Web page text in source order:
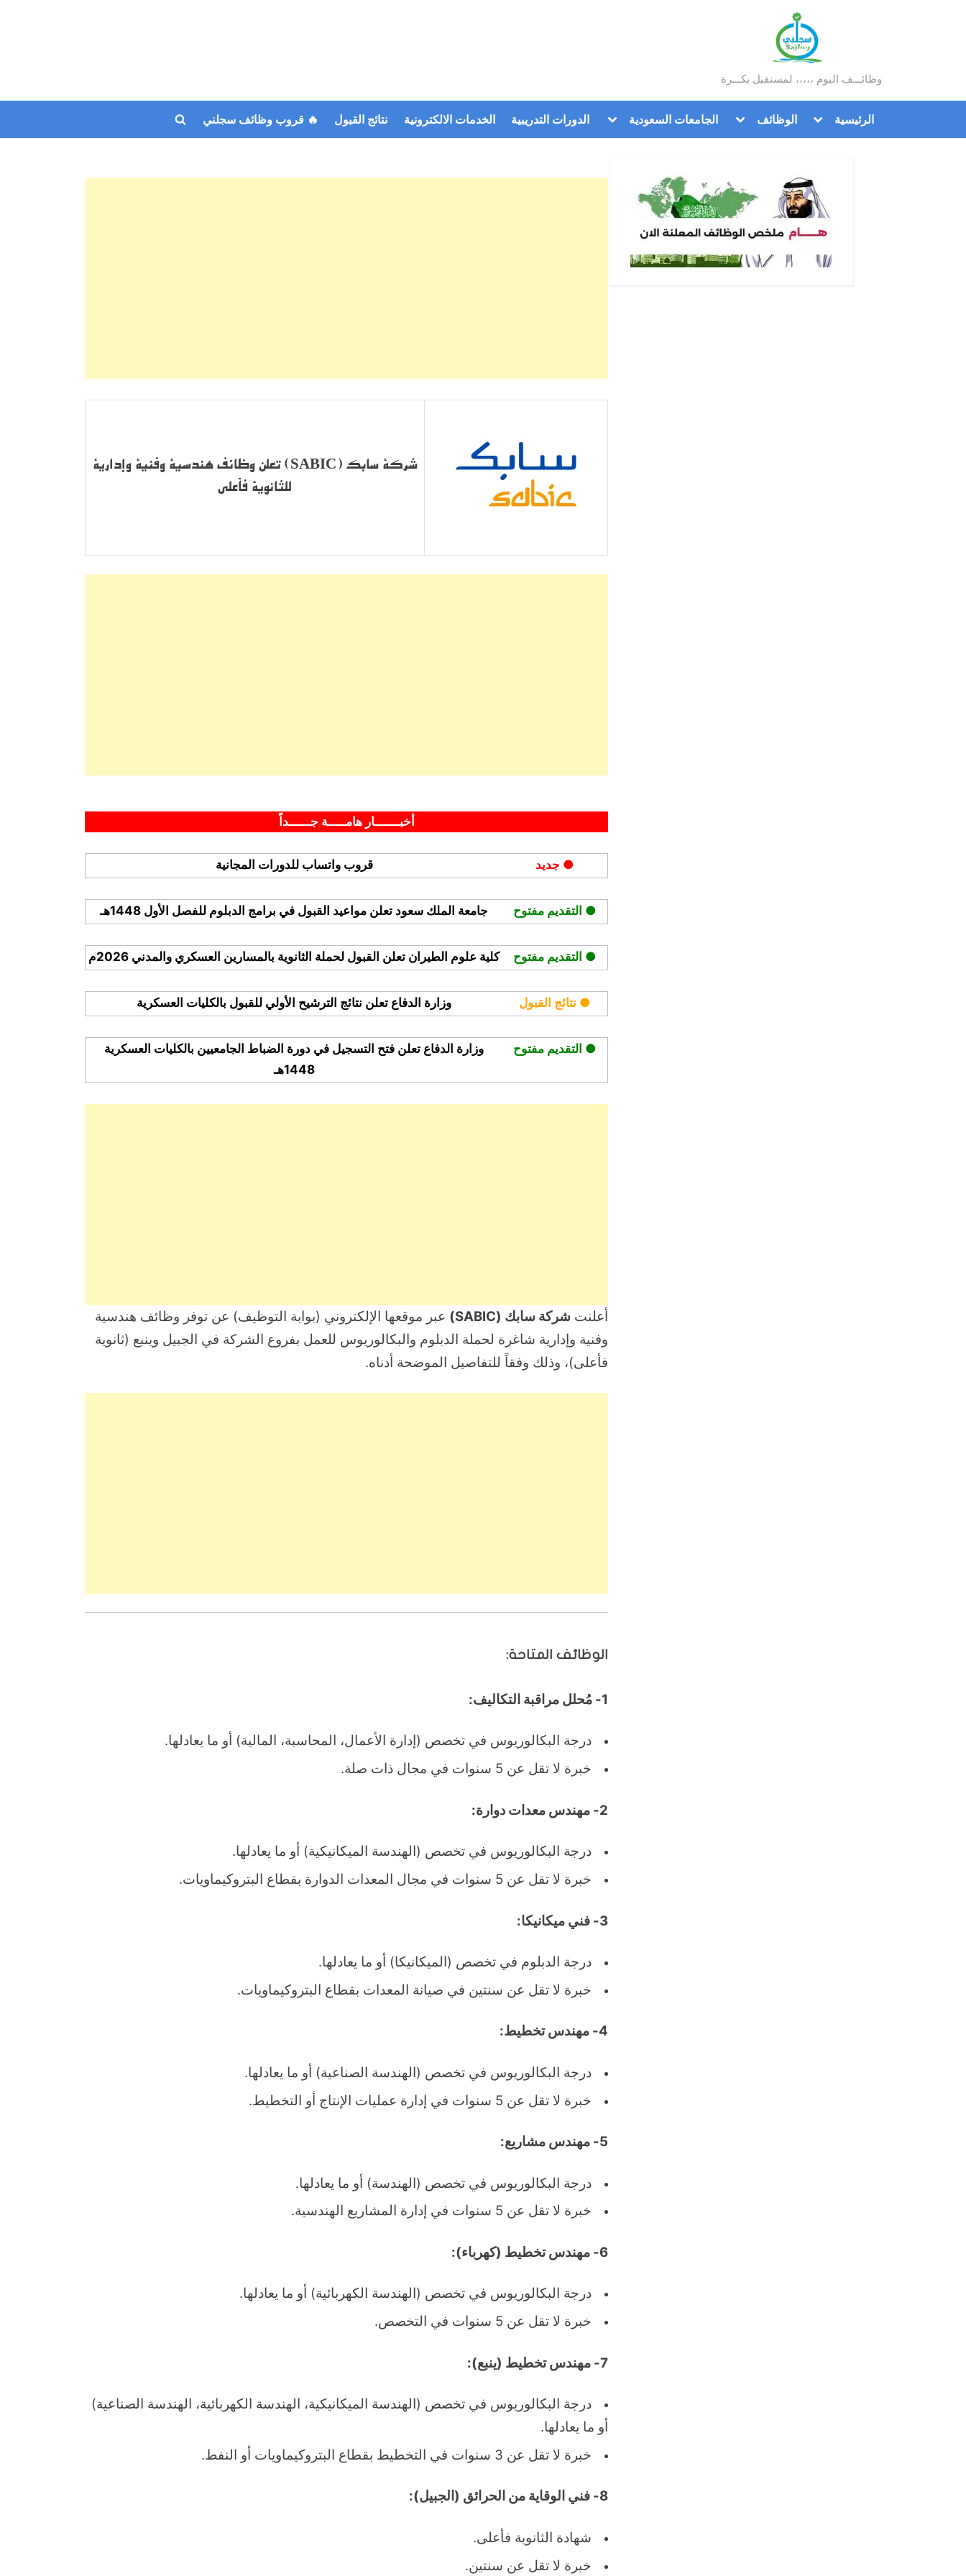
سجلني
وظائـــف اليوم ،،،،، لمستقبل بكـــرة
الرئيسية
Toggle
menu
الوظائف
Toggle
menu
الجامعات السعودية
Toggle
menu
الدورات التدريبية الخدمات الالكترونية نتائج القبول 🔥 قروب وظائف سجلني
Toggle
شركة سابك (SABIC) تعلن وظائف هندسية وفنية وإدارية
للثانوية فأعلى
سابك
(SABIC)
هندسية
وفنية
وإدارية
للثانوية
أخبـــــــار هامـــــة جــــــداً
● جديد قروب واتساب للدورات المجانية
● التقديم مفتوح جامعة الملك سعود تعلن مواعيد القبول في برامج الدبلوم للفصل الأول 1448هـ
● التقديم مفتوح كلية علوم الطيران تعلن القبول لحملة الثانوية بالمسارين العسكري والمدني 2026م
● نتائج القبول وزارة الدفاع تعلن نتائج الترشيح الأولي للقبول بالكليات العسكرية
● التقديم مفتوح
وزارة الدفاع تعلن فتح التسجيل في دورة الضباط الجامعيين بالكليات العسكرية
1448هـ
أعلنت شركة سابك (SABIC)
عبر موقعها الإلكتروني (بوابة التوظيف) عن توفر وظائف هندسية
وفنية وإدارية شاغرة لحملة الدبلوم والبكالوريوس للعمل بفروع الشركة في الجبيل وينبع (ثانوية
فأعلى)، وذلك وفقاً للتفاصيل الموضحة أدناه.
الوظائف المتاحة:
1- مُحلل مراقبة التكاليف:
درجة البكالوريوس في تخصص (إدارة الأعمال، المحاسبة، المالية) أو ما يعادلها.
خبرة لا تقل عن 5 سنوات في مجال ذات صلة.
2- مهندس معدات دوارة:
درجة البكالوريوس في تخصص (الهندسة الميكانيكية) أو ما يعادلها.
خبرة لا تقل عن 5 سنوات في مجال المعدات الدوارة بقطاع البتروكيماويات.
3- فني ميكانيكا:
درجة الدبلوم في تخصص (الميكانيكا) أو ما يعادلها.
خبرة لا تقل عن سنتين في صيانة المعدات بقطاع البتروكيماويات.
4- مهندس تخطيط:
درجة البكالوريوس في تخصص (الهندسة الصناعية) أو ما يعادلها.
خبرة لا تقل عن 5 سنوات في إدارة عمليات الإنتاج أو التخطيط.
5- مهندس مشاريع:
درجة البكالوريوس في تخصص (الهندسة) أو ما يعادلها.
خبرة لا تقل عن 5 سنوات في إدارة المشاريع الهندسية.
6- مهندس تخطيط (كهرباء):
درجة البكالوريوس في تخصص (الهندسة الكهربائية) أو ما يعادلها.
خبرة لا تقل عن 5 سنوات في التخصص.
7- مهندس تخطيط (ينبع):
درجة البكالوريوس في تخصص (الهندسة الميكانيكية، الهندسة الكهربائية، الهندسة الصناعية)
أو ما يعادلها.
خبرة لا تقل عن 3 سنوات في التخطيط بقطاع البتروكيماويات أو النفط.
8- فني الوقاية من الحرائق (الجبيل):
شهادة الثانوية فأعلى.
خبرة لا تقل عن سنتين.